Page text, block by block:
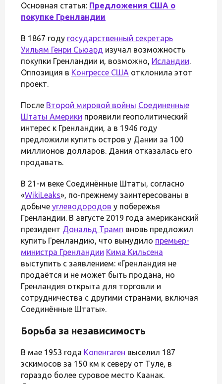
Основная статья: Предложения США о
покупке Гренландии
В 1867 году государственный секретарь
Уильям Генри Сьюард изучал возможность
покупки Гренландии и, возможно, Исландии.
Оппозиция в Конгрессе США отклонила этот
проект.
После Второй мировой войны Соединенные
Штаты Америки проявили геополитический
интерес к Гренландии, а в 1946 году
предложили купить остров у Дании за 100
миллионов долларов. Дания отказалась его
продавать.
В 21-м веке Соединённые Штаты, согласно
«WikiLeaks», по-прежнему заинтересованы в
добыче углеводородов у побережья
Гренландии. В августе 2019 года американский
президент Дональд Трамп вновь предложил
купить Гренландию, что вынудило премьер-
министра Гренландии Кима Кильсена
выступить с заявлением: «Гренландия не
продаётся и не может быть продана, но
Гренландия открыта для торговли и
сотрудничества с другими странами, включая
Соединённые Штаты».
Борьба за независимость
В мае 1953 года Копенгаген выселил 187
эскимосов за 150 км к северу от Туле, в
гораздо более суровое место Каанак.